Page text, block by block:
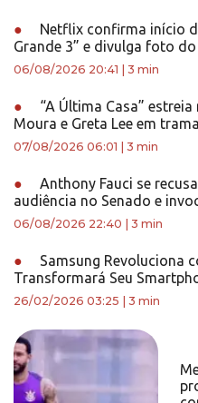
●
Netflix confirma início
Grande 3” e divulga foto
06/08/2026 20:41 3 min
●
“A Última Casa”
Moura e Greta Lee em
07/08/2026 06:01 3 min
●
Anthony Fauci se
audiência no Senado e
06/08/2026 22:40 3 min
●
Samsung Revoluciona
Transformará Seu
26/02/2026 03:25 3 min